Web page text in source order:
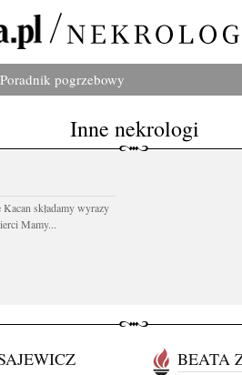
Poradnik pogrzebowy
Inne nekrologi
składamy wyrazy
Mamy...
BEATA